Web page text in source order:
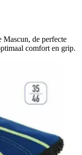
Mascun, de perfecte
comfort en grip.